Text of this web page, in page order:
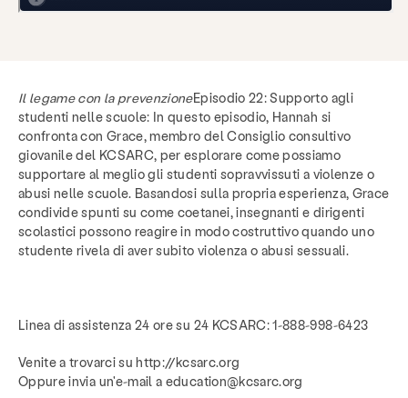
Il legame con la prevenzioneEpisodio 22: Supporto agli
studenti nelle scuole: In questo episodio, Hannah si
confronta con Grace, membro del Consiglio consultivo
giovanile del KCSARC, per esplorare come possiamo
supportare al meglio gli studenti sopravvissuti a violenze o
abusi nelle scuole. Basandosi sulla propria esperienza, Grace
condivide spunti su come coetanei, insegnanti e dirigenti
scolastici possono reagire in modo costruttivo quando uno
studente rivela di aver subito violenza o abusi sessuali.
Linea di assistenza 24 ore su 24 KCSARC: 1-888-998-6423
Venite a trovarci su http://kcsarc.org
Oppure invia un'e-mail a education@kcsarc.org